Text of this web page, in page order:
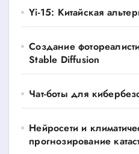
Yi-15: Китайская
Создание
Stable Diffusion
Чат-боты для
Нейросети и
прогнозирование